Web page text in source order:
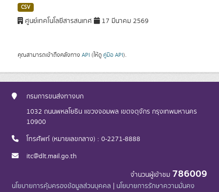
CSV
ศูนย์เทคโนโลยีสารสนเทศ 17 มีนาคม 2569
คุณสามารถเข้าถึงคลังทาง API (ให้ดู คู่มือ API).
กรมการขนส่งทางบก
1032 ถนนพหลโยธิน แขวงจอมพล เขตจตุจักร กรุงเทพมหานคร
10900
โทรศัพท์ (หมายเลขกลาง) : 0-2271-8888
itc@dlt.mail.go.th
จำนวนผู้เข้าชม 786009
นโยบายการคุ้มครองข้อมูลส่วนบุคคล | นโยบายการรักษาความมั่นคง